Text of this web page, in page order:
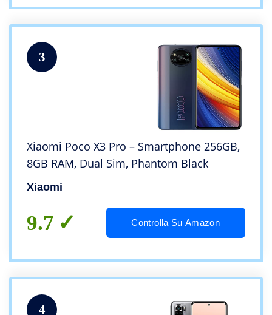
3
Xiaomi Poco X3 Pro – Smartphone 256GB,
8GB RAM, Dual Sim, Phantom Black
Xiaomi
9.7 Controlla Su Amazon
4